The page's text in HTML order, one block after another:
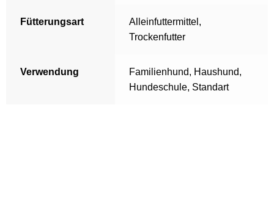
Fütterungsart Alleinfuttermittel ,
Trockenfutter
Verwendung Familienhund, Haushund,
Hundeschule, Standart